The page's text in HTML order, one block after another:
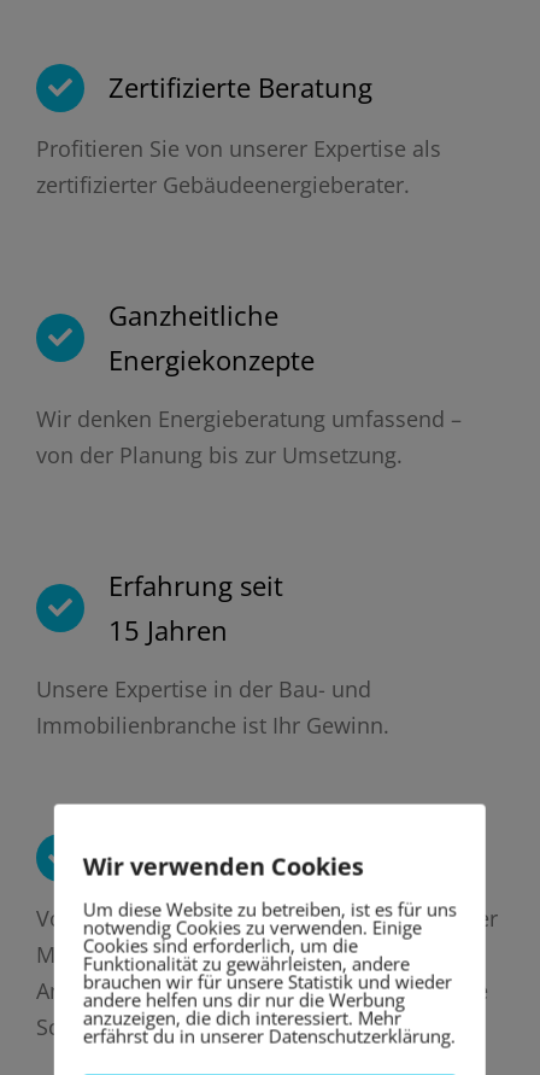
Zertifizierte Beratung
Profitieren Sie von unserer Expertise als
zertifizierter Gebäudeenergieberater.
Ganzheitliche
Energiekonzepte
Wir denken Energieberatung umfassend –
von der Planung bis zur Umsetzung.
Erfahrung seit
15 Jahren
Unsere Expertise in der Bau- und
Immobilienbranche ist Ihr Gewinn.
Alles aus einer Hand
Von der Erstaufnahme bis zum Abschluss der
Maßnahme sind wir Ihr zentraler
Ansprechpartner und koordinieren relevante
Schritte.
Wir verwenden Cookies
Um diese Website zu betreiben, ist es für uns
notwendig Cookies zu verwenden. Einige
Cookies sind erforderlich, um die
Funktionalität zu gewährleisten, andere
brauchen wir für unsere Statistik und wieder
andere helfen uns dir nur die Werbung
anzuzeigen, die dich interessiert. Mehr
erfährst du in unserer Datenschutzerklärung.